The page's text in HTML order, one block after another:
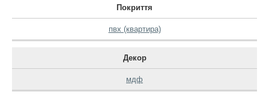
Покриття
пвх (квартира)
Декор
мдф